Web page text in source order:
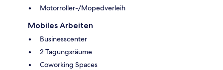
Motorroller-/Mopedverleih
Mobiles Arbeiten
Businesscenter
2 Tagungsräume
Coworking Spaces